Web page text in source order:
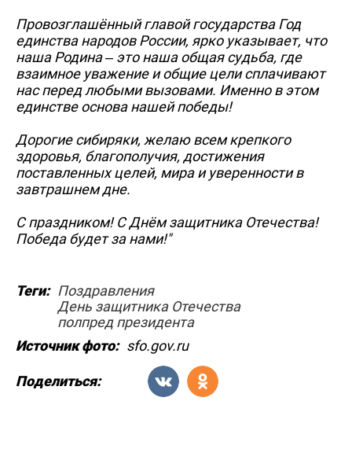
Провозглашённый главой государства Год
единства народов России, ярко указывает, что
наша Родина – это наша общая судьба, где
взаимное уважение и общие цели сплачивают
нас перед любыми вызовами. Именно в этом
единстве основа нашей победы!
Дорогие сибиряки, желаю всем крепкого
здоровья, благополучия, достижения
поставленных целей, мира и уверенности в
завтрашнем дне.
С праздником! С Днём защитника Отечества!
Победа будет за нами!"
Теги: Поздравления
День защитника Отечества
полпред президента
Источник фото: sfo.gov.ru
Поделиться: